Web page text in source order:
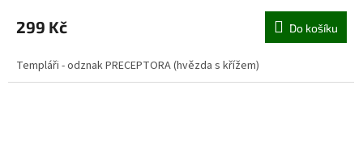
299 Kč Do košíku
Templáři - odznak PRECEPTORA (hvězda s křížem)